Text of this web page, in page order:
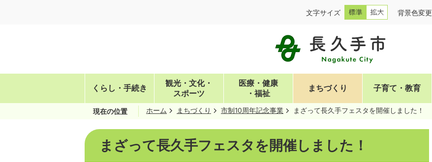
文字サイズ 背景色変更
くらし・手続き
観光・文化・
スポーツ
医療・健康
・福祉
まちづくり 子育て・教育
現在の位置 ホーム まちづくり 市制10周年記念事業 まざって長久手フェスタを開催しました！
まざって長久手フェスタを開催しました！